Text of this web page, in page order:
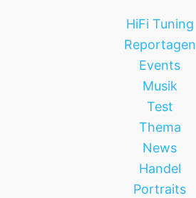
HiFi Tuning
Reportagen
Events
Musik
Test
Thema
News
Handel
Portraits